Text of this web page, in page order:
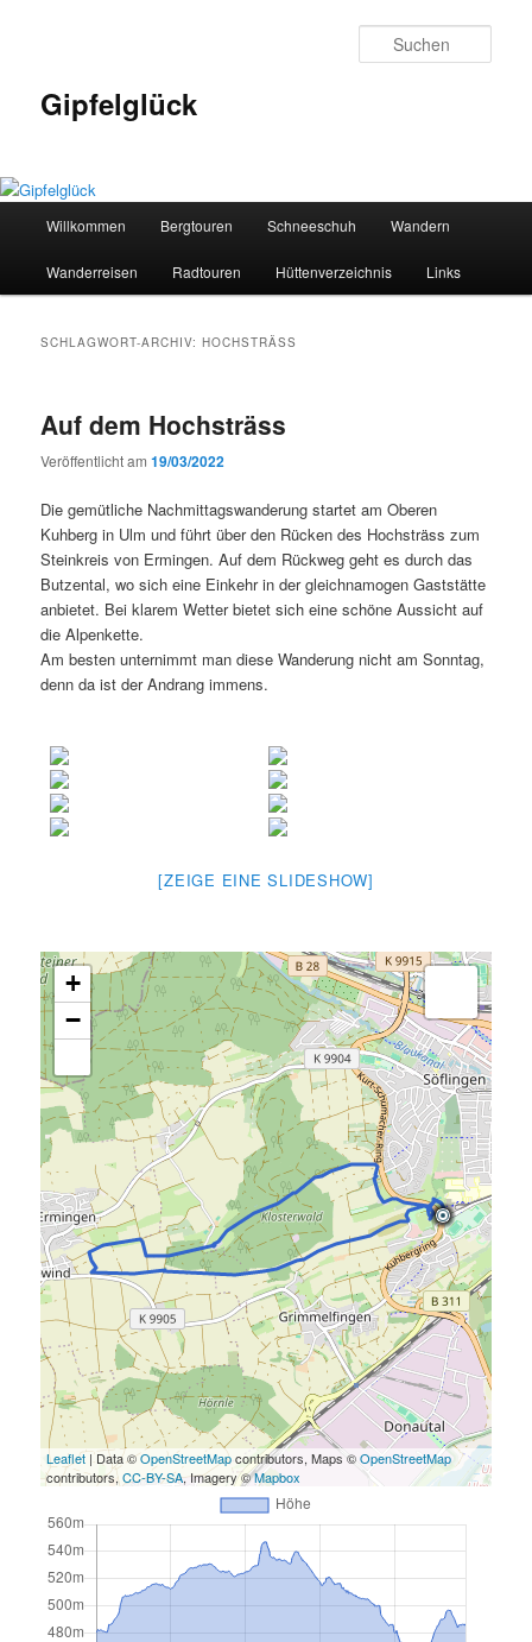
Gipfelglück
Willkommen Bergtouren Schneeschuh Wandern
Wanderreisen Radtouren Hüttenverzeichnis Links
SCHLAGWORT-ARCHIV:HOCHSTRÄSS
Auf dem Hochsträss
Veröffentlicht am19/03/2022
Die gemütliche Nachmittagswanderung startet am Oberen
Kuhberg in Ulm und führt über den Rücken des Hochsträss zum
Steinkreis von Ermingen. Auf dem Rückweg geht es durch das
Butzental, wo sich eine Einkehr in der gleichnamogen Gaststätte
anbietet. Bei klarem Wetter bietet sich eine schöne Aussicht auf
die Alpenkette.
Am besten unternimmt man diese Wanderung nicht am Sonntag,
denn da ist der Andrang immens.
[ZEIGE EINE SLIDESHOW]
+
−
Leaflet| Data ©OpenStreetMapcontributors, Maps ©OpenStreetMap
contributors,CC-BY-SA, Imagery ©Mapbox